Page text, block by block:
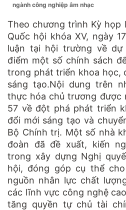
ngành công nghiệp âm nhạc
Theo chương trình Kỳ họp
Quốc hội khóa XV, ngày
luận tại hội trường về
điểm một số chính sách
trong phát triển khoa học,
sáng tạo.Nội dung trên
thực hóa chủ trương được
57 về đột phá phát triển
đổi mới sáng tạo và
Bộ Chính trị. Một số nhà
đoàn đã đề xuất, kiến
trong xây dựng Nghị
hội, đóng góp cụ thể
nguồn nhân lực chất
các lĩnh vực công nghệ
tăng quyền tự chủ tài